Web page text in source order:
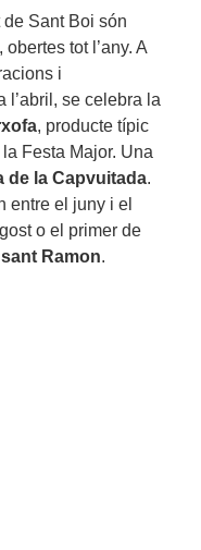
de Sant Boi són
, obertes tot l’any. A
i
l’abril, se celebra la
, producte típic
Festa Major. Una
de la Capvuitada.
entre el juny i el
o el primer de
sant Ramon.